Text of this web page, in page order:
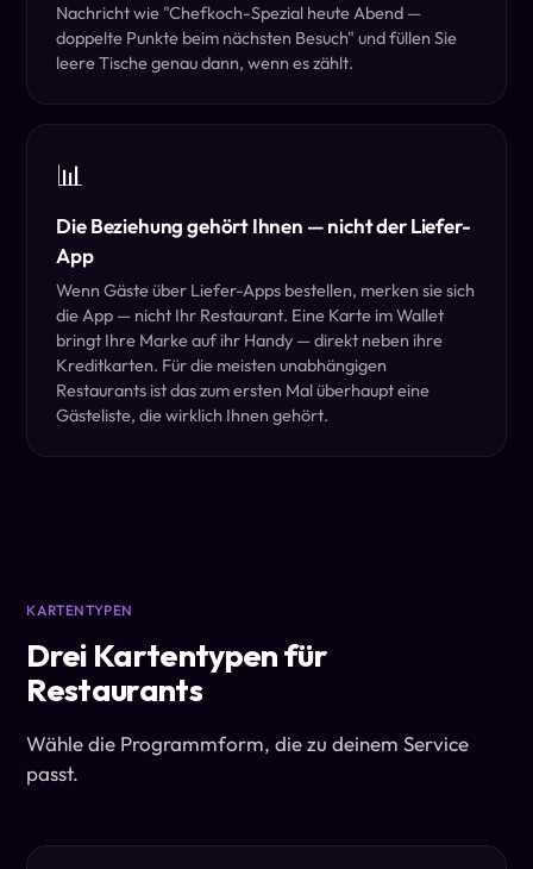
Nachricht wie "Chefkoch-Spezial heute Abend —
doppelte Punkte beim nächsten Besuch" und füllen Sie
leere Tische genau dann, wenn es zählt.
📊
Die Beziehung gehört Ihnen — nicht der Liefer-
App
Wenn Gäste über Liefer-Apps bestellen, merken sie sich
die App — nicht Ihr Restaurant. Eine Karte im Wallet
bringt Ihre Marke auf ihr Handy — direkt neben ihre
Kreditkarten. Für die meisten unabhängigen
Restaurants ist das zum ersten Mal überhaupt eine
Gästeliste, die wirklich Ihnen gehört.
KARTENTYPEN
Drei Kartentypen für
Restaurants
Wähle die Programmform, die zu deinem Service
passt.